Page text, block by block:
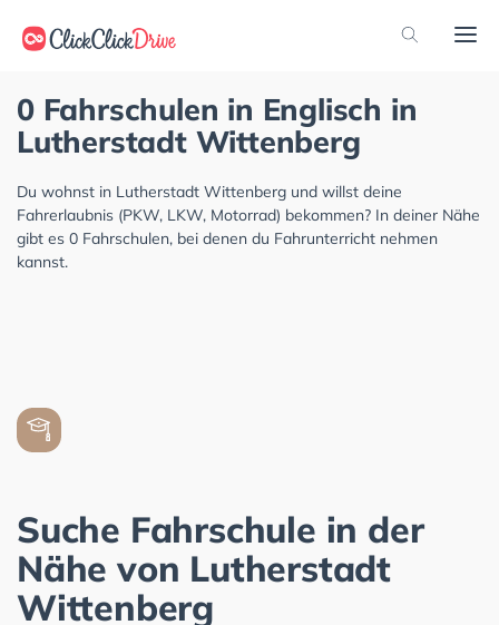
0 Fahrschulen in Englisch in
Lutherstadt Wittenberg
Du wohnst in Lutherstadt Wittenberg und willst deine
Fahrerlaubnis (PKW, LKW, Motorrad) bekommen? In deiner Nähe
gibt es 0 Fahrschulen, bei denen du Fahrunterricht nehmen
kannst.
Suche Fahrschule in der
Nähe von Lutherstadt
Wittenberg